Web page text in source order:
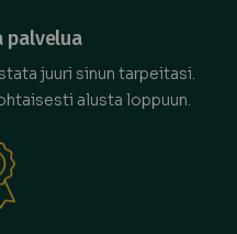
palvelua
juuri sinun tarpeitasi.
alusta loppuun.